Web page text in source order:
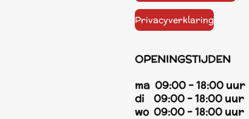
Privacyverklaring
OPENINGSTIJDEN
ma 09:00 - 18:00 uur
di 09:00 - 18:00 uur
wo 09:00 - 18:00 uur